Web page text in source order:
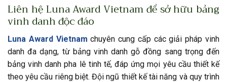
Liên hệ Luna Award Vietnam để sở hữu bảng
vinh danh độc đáo
Luna Award Vietnam chuyên cung cấp các giải pháp vinh
danh đa dạng, từ bảng vinh danh gỗ đồng sang trọng đến
bảng vinh danh pha lê tinh tế, đáp ứng mọi yêu cầu thiết kế
theo yêu cầu riêng biệt. Đội ngũ thiết kế tài năng và quy trình